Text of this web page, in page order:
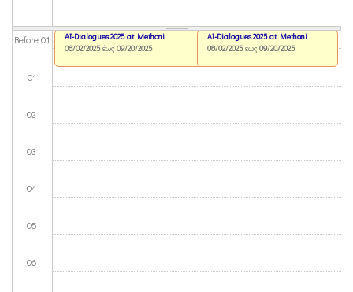
Before 01
01
02
03
04
05
06
AI-Dialogues 2025 at Methoni
08/02/2025έως 09/20/2025
AI-Dialogues 2025 at Methoni
08/02/2025έως 09/20/2025